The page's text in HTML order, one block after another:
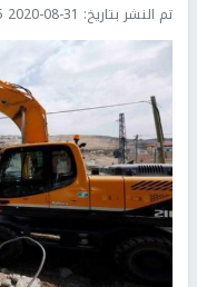
تم النشر بتاريخ: 2020-08-31 13:25